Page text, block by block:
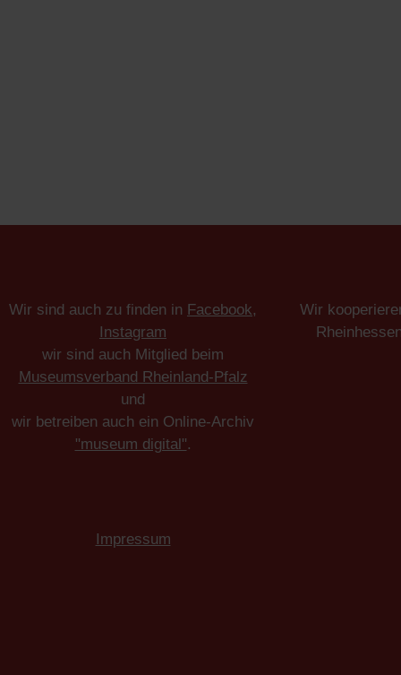
Wir sind auch zu finden in Facebook,
Instagram
wir sind auch Mitglied beim
Museumsverband Rheinland-Pfalz
und
wir betreiben auch ein Online-Archiv
"museum digital".
Impressum
Wir